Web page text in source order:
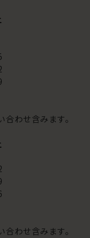
わせ含みます。
わせ含みます。